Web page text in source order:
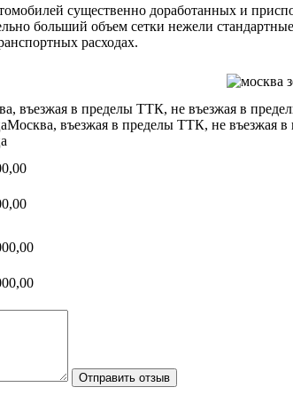
существенно доработанных и
больший объем сетки нежели
расходах.
въезжая в пределы ТТК, не въезжая в
въезжая в пределы ТТК, не въезжая
Отправить отзыв